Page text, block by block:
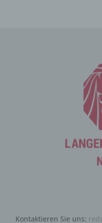
Kontaktieren Sie uns:
Internetbrowser oder
gelöscht werden. Dies
Internetbrowsern
Person die Setzung von
Internetbrowser, sind
Funktionen unserer
Erfassung von
und